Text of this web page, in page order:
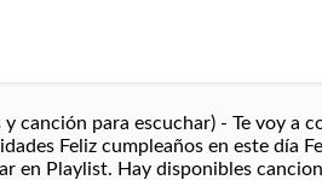
canción para escuchar) - Te voy
Feliz cumpleaños en este día
en Playlist. Hay disponibles